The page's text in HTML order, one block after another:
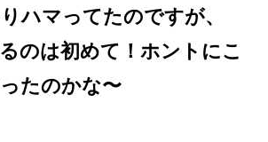
ハマってたのですが、
のは初めて！ホントにこ
たのかな〜